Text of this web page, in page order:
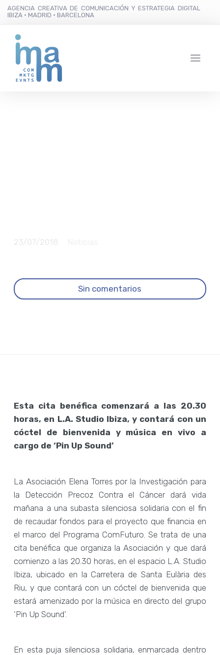
AGENCIA CREATIVA DE COMUNICACIÓN Y ESTRATEGIA DIGITAL
IBIZA · MADRID · BARCELONA
Sin comentarios
Esta cita benéfica comenzará a las 20.30
horas, en L.A. Studio Ibiza, y contará con un
cóctel de bienvenida y música en vivo a
cargo de ‘Pin Up Sound’
La Asociación Elena Torres por la Investigación para
la Detección Precoz Contra el Cáncer dará vida
mañana a una subasta silenciosa solidaria con el fin
de recaudar fondos para el proyecto que financia en
el marco del Programa ComFuturo. Se trata de una
cita benéfica que organiza la Asociación y que dará
comienzo a las 20.30 horas, en el espacio L.A. Studio
Ibiza, ubicado en la Carretera de Santa Eulària des
Riu, y que contará con un cóctel de bienvenida que
estará amenizado por la música en directo del grupo
‘Pin Up Sound’.
En esta puja silenciosa solidaria, enmarcada dentro